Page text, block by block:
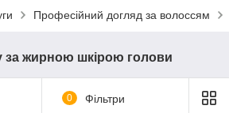
Професійний догляд за волоссям
за жирною шкірою голови
0 Фільтри